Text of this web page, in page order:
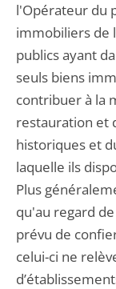
l'Opérateur du
immobiliers de
publics ayant
seuls biens
contribuer à la
restauration et
historiques et
laquelle ils
Plus
qu'au regard
prévu de
celui-ci ne